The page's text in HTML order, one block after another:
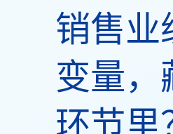
销售
变量
环节里